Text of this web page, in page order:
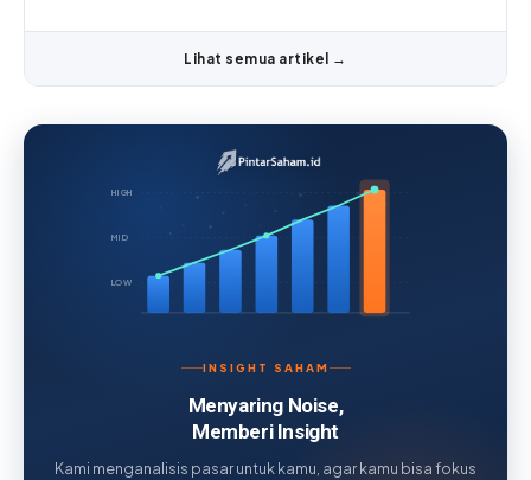
Lihat semua artikel →
HIGH
MID
LOW
INSIGHT SAHAM
Menyaring Noise,
Memberi Insight
Kami menganalisis pasar untuk kamu, agar kamu bisa fokus